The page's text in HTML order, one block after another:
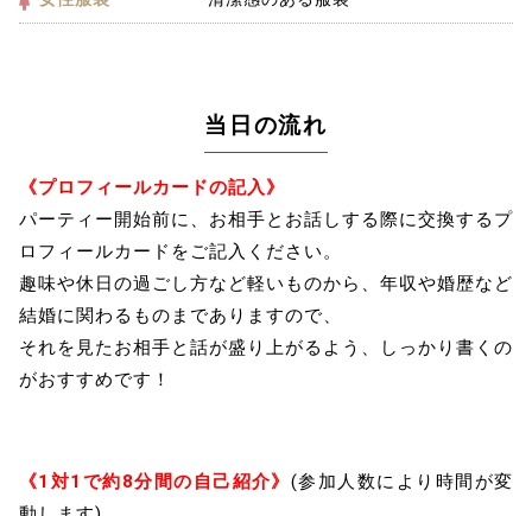
当日の流れ
《プロフィールカードの記入》
パーティー開始前に、お相手とお話しする際に交換するプ
ロフィールカードをご記入ください。
趣味や休日の過ごし方など軽いものから、年収や婚歴など
結婚に関わるものまでありますので、
それを見たお相手と話が盛り上がるよう、しっかり書くの
がおすすめです！
《1対1で約8分間の自己紹介》 (参加人数により時間が変